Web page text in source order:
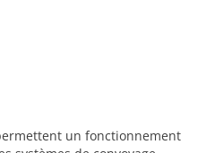
un fonctionnement